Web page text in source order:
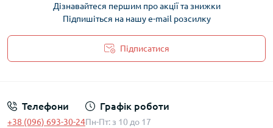
Дізнавайтеся першим про акції та знижки
Підпишіться на нашу e-mail розсилку
Підписатися
Телефони
+38 (096) 693-30-24
Графік роботи
Пн-Пт: з 10 до 17